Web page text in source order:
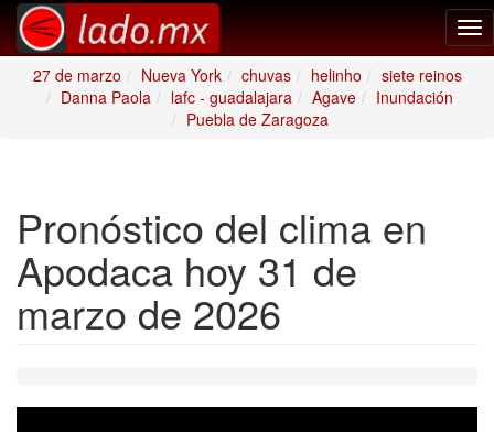
27 de marzo
Nueva York chuvas helinho
siete reinos
Danna Paola
lafc - guadalajara Agave
Inundación
Puebla de Zaragoza
Pronóstico del clima en
Apodaca hoy 31 de
marzo de 2026